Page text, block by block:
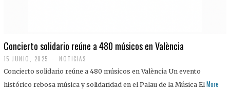
Concierto solidario reúne a 480 músicos en València
15 JUNIO, 2025 NOTICIAS
Concierto solidario reúne a 480 músicos en València Un evento
histórico rebosa música y solidaridad en el Palau de la Música El More